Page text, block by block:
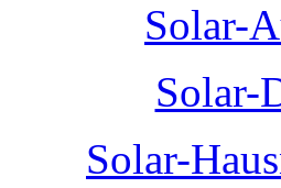
Solar-
Solar-
Solar-